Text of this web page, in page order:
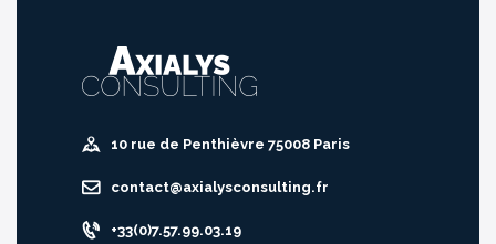
10 rue de Penthièvre 75008 Paris
contact@axialysconsulting.fr
+33(0)7.57.99.03.19